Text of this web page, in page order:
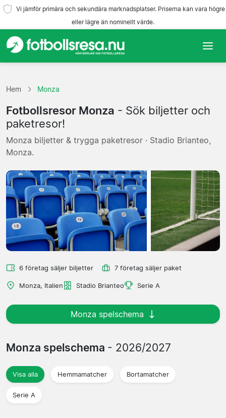
Vi jämför primära och sekundära marknadsplatser. Priserna kan vara högre
eller lägre än nominellt värde.
Lag
Ligor
Resebyråer
Hem Monza
Fotbollsresor Monza - Sök biljetter och
paketresor!
Monza biljetter & trygga paketresor · Stadio Brianteo,
Monza.
6 företag säljer biljetter 7 företag säljer paket
Monza, Italien Stadio Brianteo Serie A
Monza spelschema
Monza spelschema - 2026/2027
Visa alla Hemmamatcher Bortamatcher
Serie A